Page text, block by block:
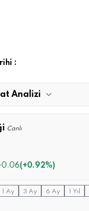
:
Analizi
Canlı
(+0.92%)
1 Ay 3 Ay 6 Ay 1 Yıl